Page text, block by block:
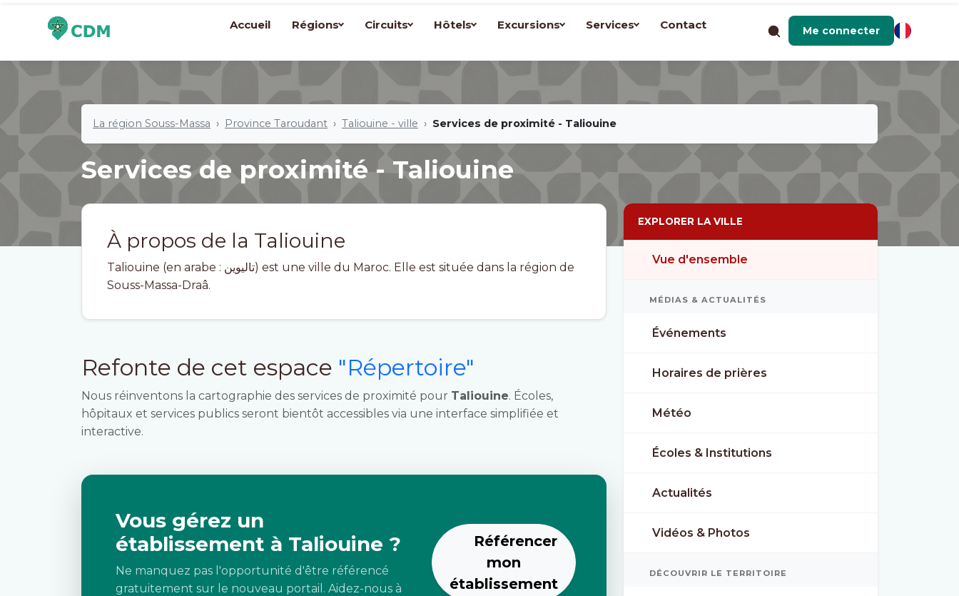
Accueil Régions Circuits Hôtels Excursions Services Contact Me connecter
La région Souss-Massa Province Taroudant Taliouine - ville Services de proximité - Taliouine
Services de proximité - Taliouine
À propos de la Taliouine
Taliouine (en arabe : تاليوين) est une ville du Maroc. Elle est située dans la région de
Souss-Massa-Draâ.
Refonte de cet espace "Répertoire"
Nous réinventons la cartographie des services de proximité pour Taliouine. Écoles,
hôpitaux et services publics seront bientôt accessibles via une interface simplifiée et
interactive.
Vous gérez un
établissement à Taliouine ?
Ne manquez pas l'opportunité d'être référencé
gratuitement sur le nouveau portail. Aidez-nous à
Référencer
mon
établissement
EXPLORER LA VILLE
Vue d'ensemble
MÉDIAS & ACTUALITÉS
Événements
Horaires de prières
Météo
Écoles & Institutions
Actualités
Vidéos & Photos
DÉCOUVRIR LE TERRITOIRE